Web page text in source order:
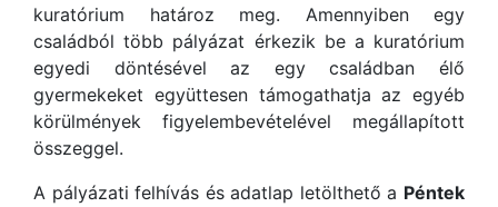
kuratórium határoz meg. Amennyiben egy
családból több pályázat érkezik be a kuratórium
egyedi döntésével az egy családban élő
gyermekeket együttesen támogathatja az egyéb
körülmények figyelembevételével megállapított
összeggel.
A pályázati felhívás és adatlap letölthető a Péntek